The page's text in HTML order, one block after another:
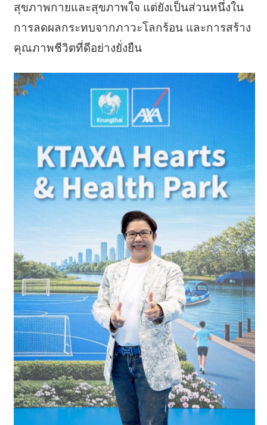
สุขภาพกายและสุขภาพใจ แต่ยังเป็นส่วนหนึ่งใน
การลดผลกระทบจากภาวะโลกร้อน และการสร้าง
คุณภาพชีวิตที่ดีอย่างยั่งยืน